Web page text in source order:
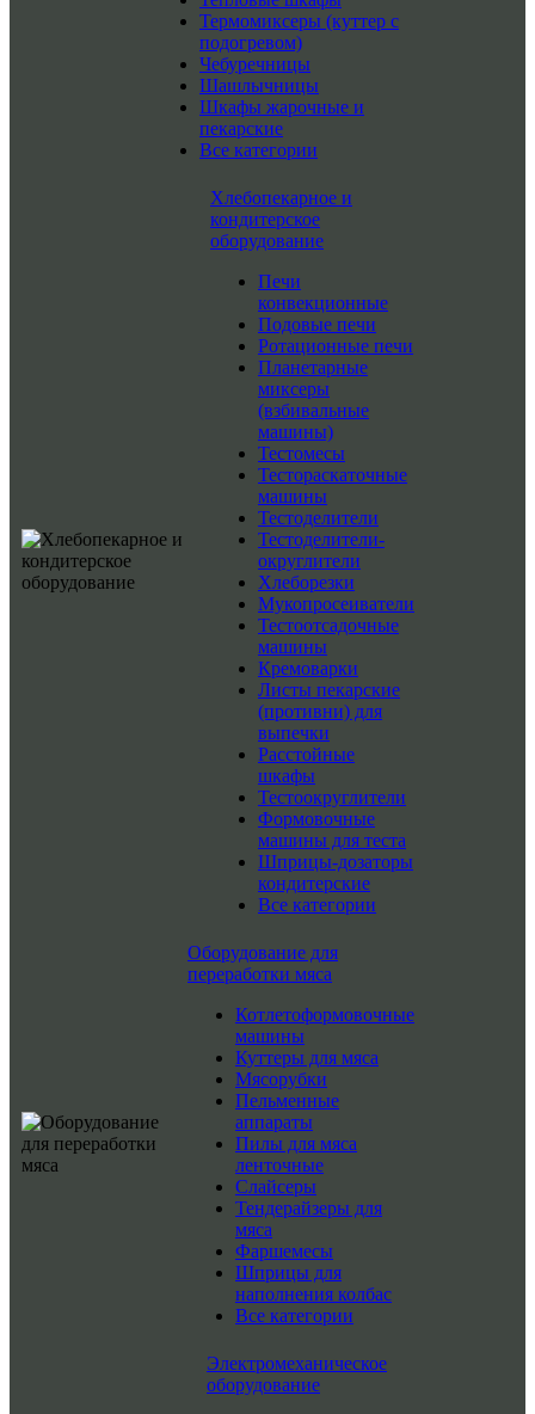
Термомиксеры (куттер с
подогревом)
Чебуречницы
Шашлычницы
Шкафы жарочные и
пекарские
Все категории
Хлебопекарное и
кондитерское
оборудование
Печи
конвекционные
Подовые печи
Ротационные печи
Планетарные
миксеры
(взбивальные
машины)
Тестомесы
Тестораскаточные
машины
Тестоделители
Тестоделители-
округлители
Хлеборезки
Мукопросеиватели
Тестоотсадочные
машины
Кремоварки
Листы пекарские
(противни) для
выпечки
Расстойные
шкафы
Тестоокруглители
Формовочные
машины для теста
Шприцы-дозаторы
кондитерские
Все категории
Оборудование для
переработки мяса
Котлетоформовочные
машины
Куттеры для мяса
Мясорубки
Пельменные
аппараты
Пилы для мяса
ленточные
Слайсеры
Тендерайзеры для
мяса
Фаршемесы
Шприцы для
наполнения колбас
Все категории
Электромеханическое
оборудование